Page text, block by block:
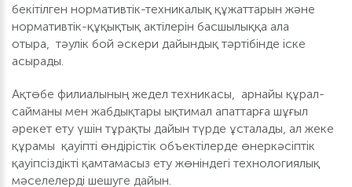
бекітілген нормативтік-техникалық құжаттарын және
нормативтік-құқықтық актілерін басшылыққа ала
отыра, тәулік бой әскери дайындық тәртібінде іске
асырады.
Ақтөбе филиалының жедел техникасы, арнайы құрал-
сайманы мен жабдықтары ықтимал апаттарға шұғыл
әрекет ету үшін тұрақты дайын түрде ұсталады, ал жеке
құрамы қауіпті өндірістік объектілерде өнеркәсіптік
қауіпсіздікті қамтамасыз ету жөніндегі технологиялық
мәселелерді шешуге дайын.